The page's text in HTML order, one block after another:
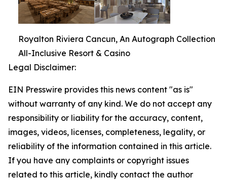
Royalton Riviera Cancun, An Autograph Collection
All-Inclusive Resort & Casino
Legal Disclaimer:
EIN Presswire provides this news content "as is"
without warranty of any kind. We do not accept any
responsibility or liability for the accuracy, content,
images, videos, licenses, completeness, legality, or
reliability of the information contained in this article.
If you have any complaints or copyright issues
related to this article, kindly contact the author